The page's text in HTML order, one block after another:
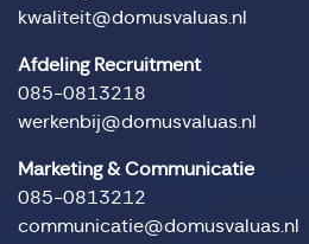
kwaliteit@domusvaluas.nl
Afdeling Recruitment
085-0813218
werkenbij@domusvaluas.nl
Marketing & Communicatie
085-0813212
communicatie@domusvaluas.nl